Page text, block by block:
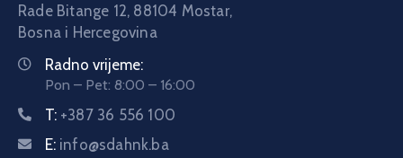
Rade Bitange 12, 88104 Mostar,
Bosna i Hercegovina
Radno vrijeme:
Pon – Pet: 8:00 – 16:00
T: +387 36 556 100
E: info@sdahnk.ba